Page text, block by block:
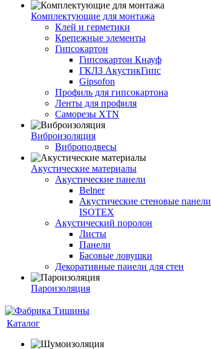
Комплектующие для монтажа
Клей и герметики
Крепежные элементы
Гипсокартон
Гипсокартон Кнауф
ГКЛЗ АкустикГипс
Gipsofon
Профиль для гипсокартона
Ленты для профиля
Саморезы XTN
Виброизоляция
Виброподвесы
Акустические материалы
Акустические панели
Belner
Акустические стеновые панели
ISOTEX
Акустический поролон
Листы
Панели
Басовые ловушки
Декоративные панели для стен
Пароизоляция
Каталог